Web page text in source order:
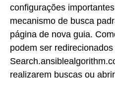
configurações
mecanismo de busca
página de nova guia.
podem ser
realizarem buscas ou